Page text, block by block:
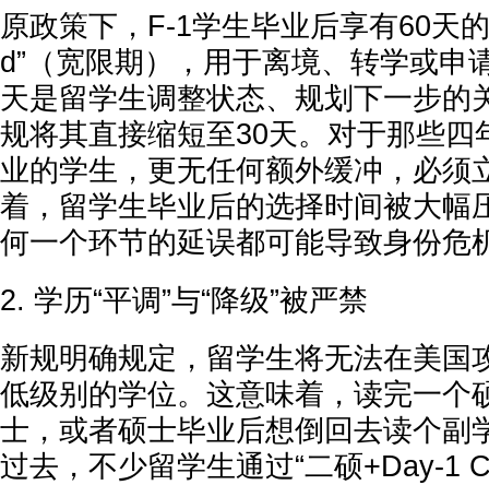
原政策下，F-1学生毕业后享有60天
d”（宽限期），用于离境、转学或申
天是留学生调整状态、规划下一步的
规将其直接缩短至30天。对于那些四
业的学生，更无任何额外缓冲，必须
着，留学生毕业后的选择时间被大幅
何一个环节的延误都可能导致身份危
2. 学历“平调”与“降级”被严禁
新规明确规定，留学生将无法在美国
低级别的学位。这意味着，读完一个
士，或者硕士毕业后想倒回去读个副
过去，不少留学生通过“二硕+Day-1